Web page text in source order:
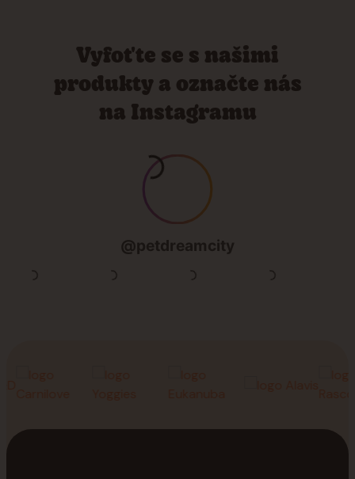
Vyfoťte se s našimi
produkty a označte nás
na Instagramu